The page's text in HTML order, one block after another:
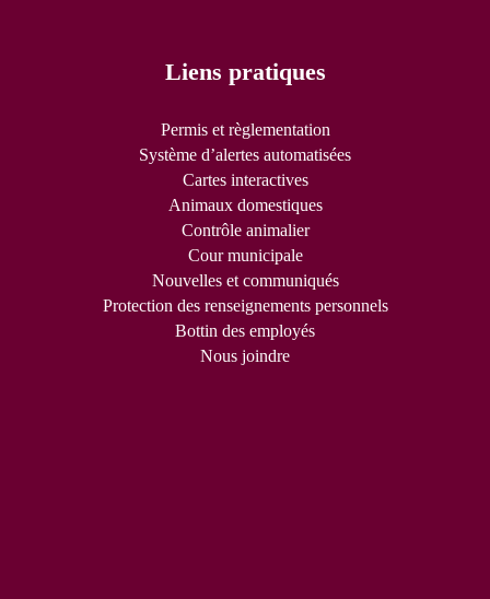
Liens pratiques
Permis et règlementation
Système d’alertes automatisées
Cartes interactives
Animaux domestiques
Contrôle animalier
Cour municipale
Nouvelles et communiqués
Protection des renseignements personnels
Bottin des employés
Nous joindre